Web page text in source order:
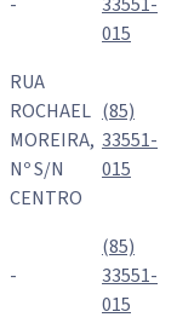
015
RUA
ROCHAEL
MOREIRA,
Nº S/N
CENTRO
(85)
33551-
015
-
(85)
33551-
015